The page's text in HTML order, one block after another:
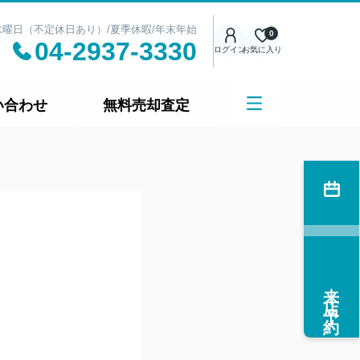
日（不定休日あり）/夏季休暇/年末年始
04-2937-3330 ログインお気に入り
0
合わせ 無料売却査定
来店予約